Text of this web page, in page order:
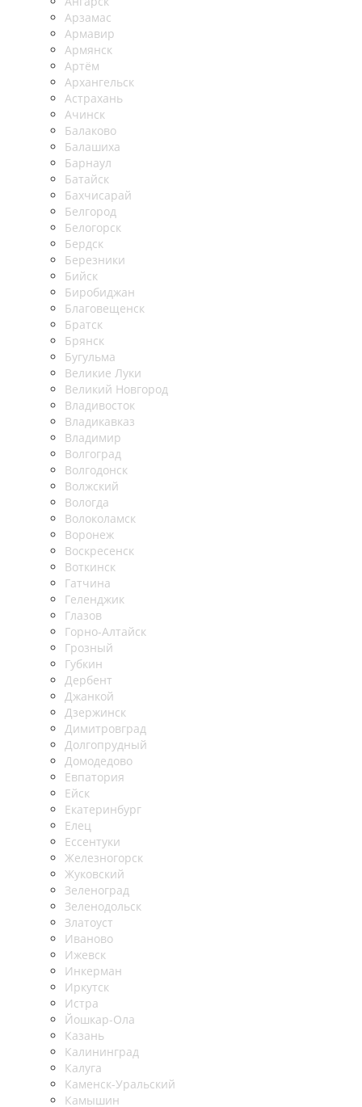
Арзамас
Армавир
Армянск
Артём
Архангельск
Астрахань
Ачинск
Балаково
Балашиха
Барнаул
Батайск
Бахчисарай
Белгород
Белогорск
Бердск
Березники
Бийск
Биробиджан
Благовещенск
Братск
Брянск
Бугульма
Великие Луки
Великий Новгород
Владивосток
Владикавказ
Владимир
Волгоград
Волгодонск
Волжский
Вологда
Волоколамск
Воронеж
Воскресенск
Воткинск
Гатчина
Геленджик
Глазов
Горно-Алтайск
Грозный
Губкин
Дербент
Джанкой
Дзержинск
Димитровград
Долгопрудный
Домодедово
Евпатория
Ейск
Екатеринбург
Елец
Ессентуки
Железногорск
Жуковский
Зеленоград
Зеленодольск
Златоуст
Иваново
Ижевск
Инкерман
Иркутск
Истра
Йошкар-Ола
Казань
Калининград
Калуга
Каменск-Уральский
Камышин